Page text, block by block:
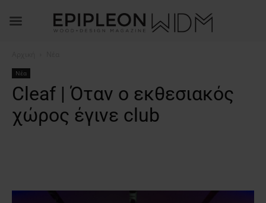
Νέα
Cleaf | Όταν ο εκθεσιακός
χώρος έγινε club